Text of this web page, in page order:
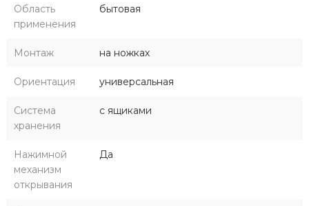
Область
применения
бытовая
Монтаж на ножках
Ориентация универсальная
Система
хранения
с ящиками
Нажимной
механизм
открывания
Да